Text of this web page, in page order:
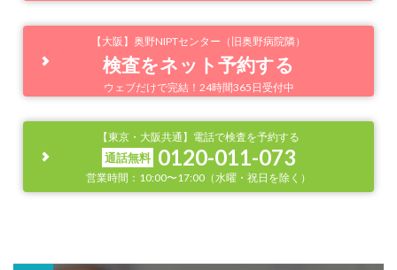
【大阪】奥野NIPTセンター（旧奥野病院隣）
検査をネット予約する
ウェブだけで完結！24時間365日受付中
【東京・大阪共通】電話で検査を予約する
通話無料 0120-011-073
営業時間：10:00〜17:00（水曜・祝日を除く）